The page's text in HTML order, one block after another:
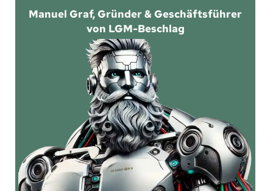
Manuel Graf, Gründer & Geschäftsführer
von LGM-Beschlag